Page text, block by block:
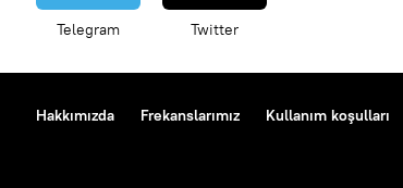
Telegram Twitter
Hakkımızda Frekanslarımız Kullanım koşulları